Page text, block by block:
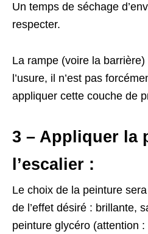
Un temps de séchage
respecter.
La rampe (voire la
l’usure, il n’est pas
appliquer cette couche de
3 – Appliquer la
l’escalier :
Le choix de la peinture
de l’effet désiré : brillante,
peinture glycéro (attention